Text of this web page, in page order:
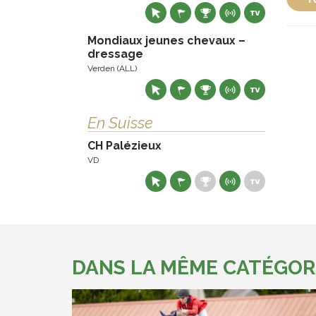
Mondiaux jeunes chevaux –
dressage
Verden (ALL)
En Suisse
CH Palézieux
VD
DANS LA MÊME